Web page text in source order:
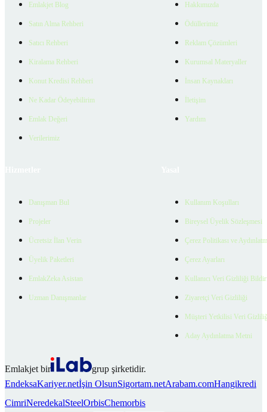
Emlakjet Blog
Satın Alma Rehberi
Satıcı Rehberi
Kiralama Rehberi
Konut Kredisi Rehberi
Ne Kadar Ödeyebilirim
Emlak Değeri
Verilerimiz
Hakkımızda
Ödüllerimiz
Reklam Çözümleri
Kurumsal Materyaller
İnsan Kaynakları
İletişim
Yardım
Danışman Bul
Projeler
Ücretsiz İlan Verin
Üyelik Paketleri
EmlakZeka Asistan
Uzman Danışmanlar
Kullanım Koşulları
Bireysel Üyelik Sözleşmesi
Çerez Politikası ve
Çerez Ayarları
Kullanıcı Veri Gizliliği
Ziyaretçi Veri Gizliliği
Müşteri Yetkilisi Veri
Aday Aydınlatma Metni
Emlakjet bir
grup şirketidir.
EndeksaKariyer.netİşin OlsunSigortam.netArabam.comHangikredi
CimriNeredekalSteelOrbisChemorbis